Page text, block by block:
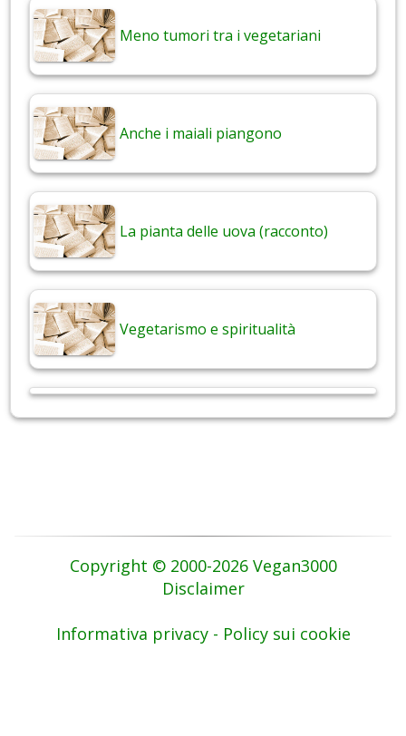
Meno tumori tra i vegetariani
Anche i maiali piangono
La pianta delle uova (racconto)
Vegetarismo e spiritualità
Copyright © 2000-2026 Vegan3000
Disclaimer
Informativa privacy - Policy sui cookie